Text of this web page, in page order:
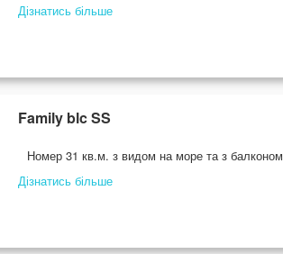
Дізнатись більше
Family blc SS
Номер 31 кв.м. з видом на море та з балконом
Дізнатись більше